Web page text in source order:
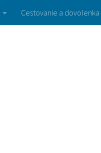
Cestovanie a dovolenka